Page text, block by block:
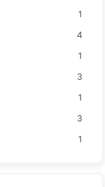
1
4
1
3
1
3
1